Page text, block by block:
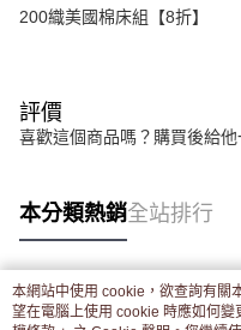
200織美國棉床組【8折】
評價
喜歡這個商品嗎？購買後給
本分類熱銷全站排行
熱門標籤
本網站中使用 cookie，欲查詢有關
望在電腦上使用 cookie 時應如何